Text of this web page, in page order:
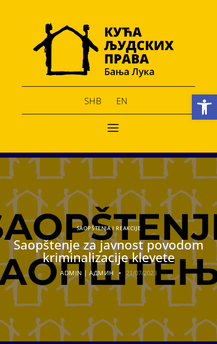
Open toolbar
SHB EN
SAOPŠTENJA I REAKCIJE
Saopštenje za javnost povodom
kriminalizacije klevete
ADMIN | АДМИН 21/07/2023